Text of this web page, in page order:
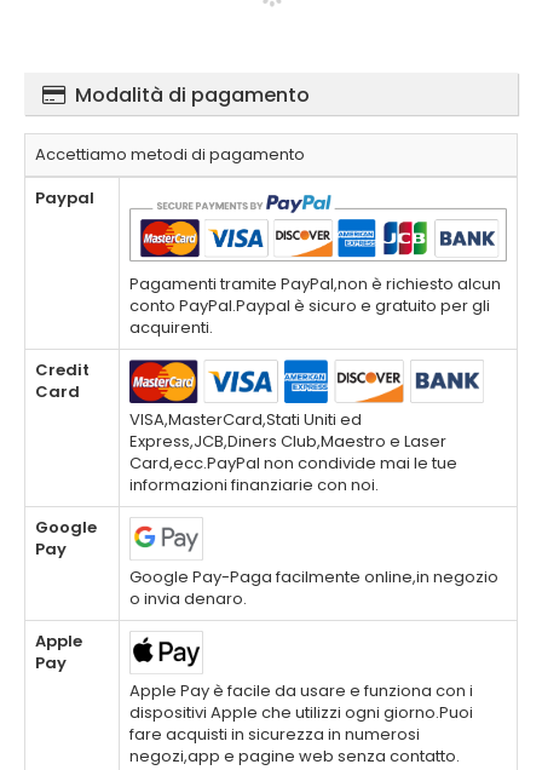
Modalità di pagamento
Accettiamo metodi di pagamento
Paypal
Pagamenti tramite PayPal,non è richiesto alcun
conto PayPal.Paypal è sicuro e gratuito per gli
acquirenti.
Credit
Card
VISA,MasterCard,Stati Uniti ed
Express,JCB,Diners Club,Maestro e Laser
Card,ecc.PayPal non condivide mai le tue
informazioni finanziarie con noi.
Google
Pay
Google Pay-Paga facilmente online,in negozio
o invia denaro.
Apple
Pay
Apple Pay è facile da usare e funziona con i
dispositivi Apple che utilizzi ogni giorno.Puoi
fare acquisti in sicurezza in numerosi
negozi,app e pagine web senza contatto.